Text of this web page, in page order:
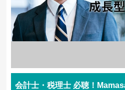
会計士・税理士 必聴！